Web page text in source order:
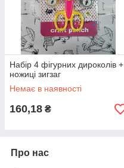
Набір 4 фігурних дироколів +
ножиці зигзаг
Немає в наявності
160,18 ₴
Про нас